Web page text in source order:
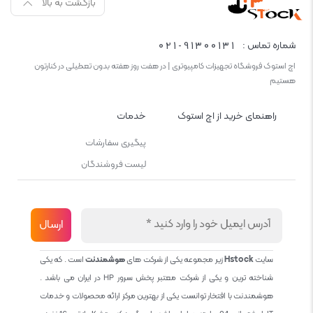
بازگشت به بالا
شماره تماس : 021-91300131
اچ استوک فروشگاه تجهیزات کامپیوتری | در هفت روز هفته بدون تعطیلی در کنارتون
هستیم
راهنمای خرید از اچ استوک خدمات
پیگیری سفارشات
لیست فروشندگان
سایتHstockزیر مجموعه یکی از شرکت هایهوشمندنتاست . که یکی
شناخته ترین و یکی از شرکت معتبر پخش سرور HP در ایران می باشد .
هوشمندنت با افتخار توانست یکی از بهترین مرکز ارائه محصولات و خدمات